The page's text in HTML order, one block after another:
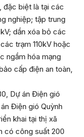
đặc biệt là tại các
nghiệp; tập trung
dần xóa bỏ các
trạm 110kV hoặc
ngầm hóa mạng
cấp điện an toàn,
Dự án Điện gió
Điện gió Quỳnh
khai tại thị xã
có công suất 200